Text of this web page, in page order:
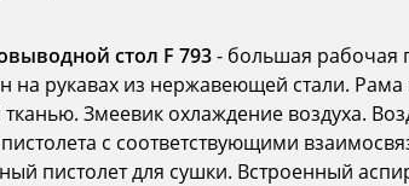
стол F 793- большая рабочая
на рукавах из нержавеющей стали.
Змеевик охлаждение воздуха.
с соответствующими
пистолет для сушки. Встроенный